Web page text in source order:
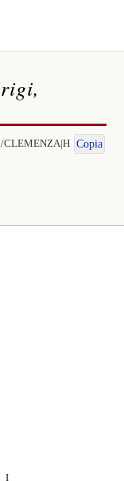
CLEMENZA|H Copia